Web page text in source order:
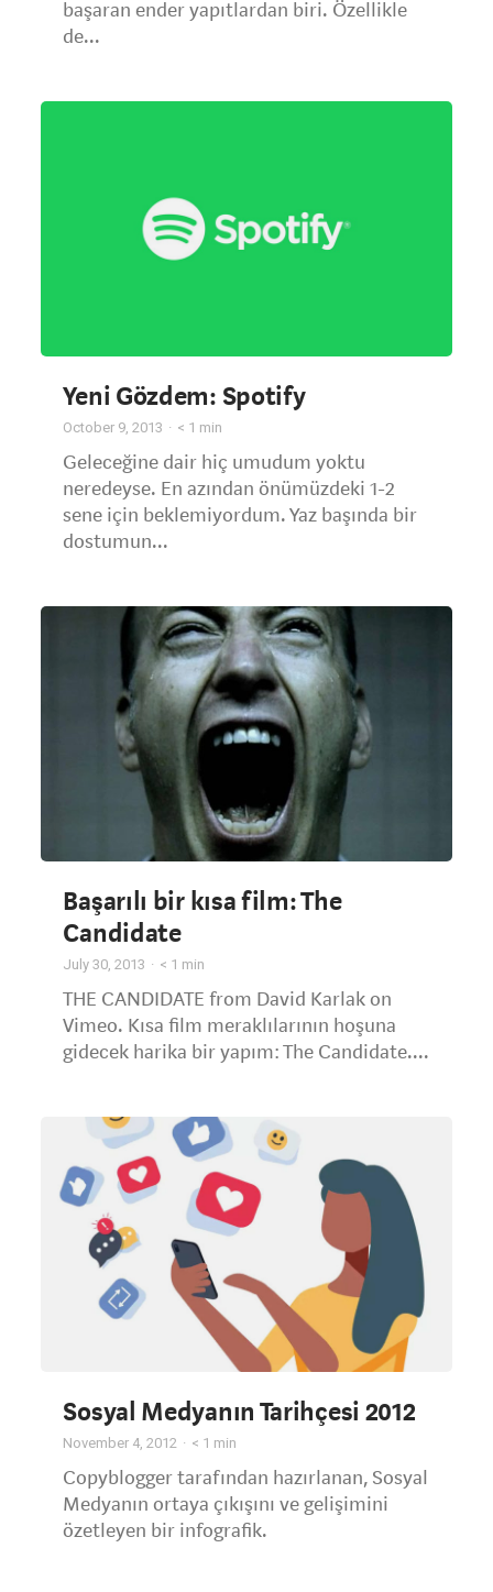
başaran ender yapıtlardan biri. Özellikle
de...
Yeni Gözdem: Spotify
October 9, 2013 < 1 min
Geleceğine dair hiç umudum yoktu
neredeyse. En azından önümüzdeki 1-2
sene için beklemiyordum. Yaz başında bir
dostumun...
Başarılı bir kısa film: The
Candidate
July 30, 2013 < 1 min
THE CANDIDATE from David Karlak on
Vimeo. Kısa film meraklılarının hoşuna
gidecek harika bir yapım: The Candidate....
Sosyal Medyanın Tarihçesi 2012
November 4, 2012 < 1 min
Copyblogger tarafından hazırlanan, Sosyal
Medyanın ortaya çıkışını ve gelişimini
özetleyen bir infografik.